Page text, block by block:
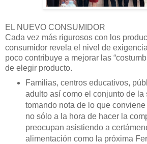
EL NUEVO CONSUMIDOR
Cada vez más rigurosos con los
consumidor revela el nivel de
poco contribuye a mejorar las
de elegir producto.
Familias, centros educativos,
adulto así como el conjunto de la
tomando nota de lo que
no sólo a la hora de hacer la
preocupan asistiendo a
alimentación como la próxima